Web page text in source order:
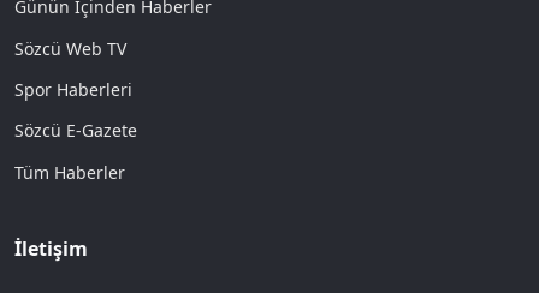
Günün İçinden Haberler
Sözcü Web TV
Spor Haberleri
Sözcü E-Gazete
Tüm Haberler
İletişim